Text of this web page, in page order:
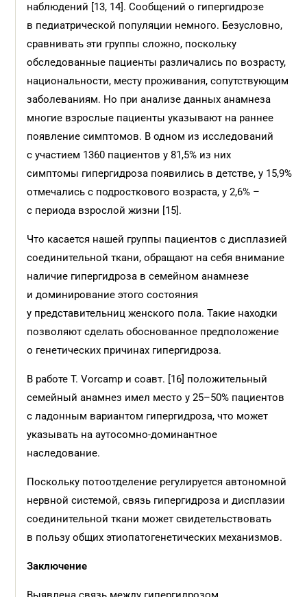
наблюдений [13, 14]. Сообщений о гипергидрозе
в педиатрической популяции немного. Безусловно,
сравнивать эти группы сложно, поскольку
обследованные пациенты различались по возрасту,
национальности, месту проживания, сопутствующим
заболеваниям. Но при анализе данных анамнеза
многие взрослые пациенты указывают на раннее
появление симптомов. В одном из исследований
с участием 1360 пациентов у 81,5% из них
симптомы гипергидроза появились в детстве, у 15,9%
отмечались с подросткового возраста, у 2,6% –
с периода взрослой жизни [15].
Что касается нашей группы пациентов с дисплазией
соединительной ткани, обращают на себя внимание
наличие гипергидроза в семейном анамнезе
и доминирование этого состояния
у представительниц женского пола. Такие находки
позволяют сделать обоснованное предположение
о генетических причинах гипергидроза.
В работе T. Vorcamp и соавт. [16] положительный
семейный анамнез имел место у 25–50% пациентов
с ладонным вариантом гипергидроза, что может
указывать на аутосомно-доминантное
наследование.
Поскольку потоотделение регулируется автономной
нервной системой, связь гипергидроза и дисплазии
соединительной ткани может свидетельствовать
в пользу общих этиопатогенетических механизмов.
Заключение